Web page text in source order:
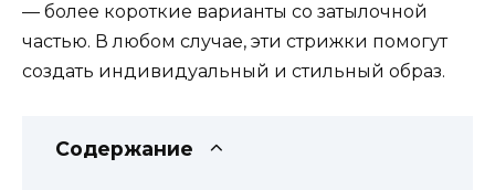
— более короткие варианты со затылочной
частью. В любом случае, эти стрижки помогут
создать индивидуальный и стильный образ.
Содержание